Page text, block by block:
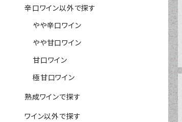
辛口ワイン以外で探す
やや辛口ワイン
やや甘口ワイン
甘口ワイン
極甘口ワイン
熟成ワインで探す
ワイン以外で探す